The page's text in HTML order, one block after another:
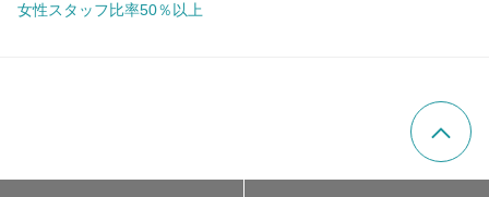
女性スタッフ比率50％以上